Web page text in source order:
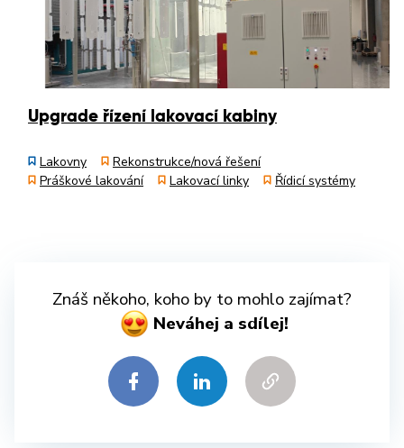
Upgrade řízení lakovací kabiny
Lakovny
Rekonstrukce/nová řešení
Práškové lakování
Lakovací linky Řídicí systémy
Znáš někoho, koho by to mohlo zajímat?
Neváhej a sdílej!